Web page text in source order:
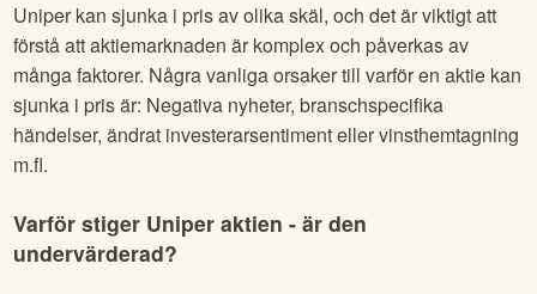
Uniper kan sjunka i pris av olika skäl, och det är viktigt att
förstå att aktiemarknaden är komplex och påverkas av
många faktorer. Några vanliga orsaker till varför en aktie kan
sjunka i pris är: Negativa nyheter, branschspecifika
händelser, ändrat investerarsentiment eller vinsthemtagning
m.fl.
Varför stiger Uniper aktien - är den
undervärderad?